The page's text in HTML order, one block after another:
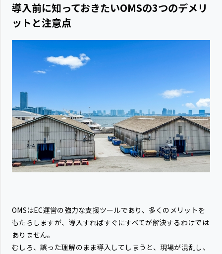
導入前に知っておきたいOMSの3つのデメリ
ットと注意点
OMSはEC運営の強力な支援ツールであり、多くのメリットを
もたらしますが、導入すればすぐにすべてが解決するわけでは
ありません。
むしろ、誤った理解のまま導入してしまうと、現場が混乱し、